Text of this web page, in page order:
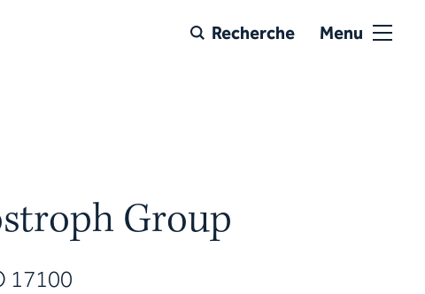
Recherche Menu
Group
17100